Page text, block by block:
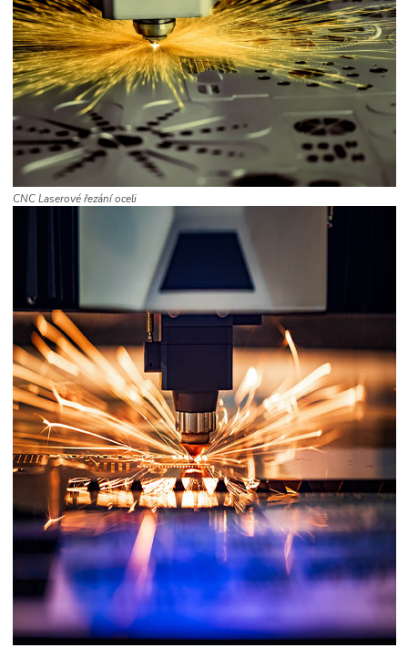
CNC Laserové řezání oceli